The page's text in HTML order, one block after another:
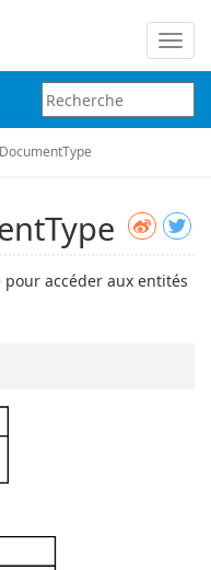
la
pour accéder aux entités